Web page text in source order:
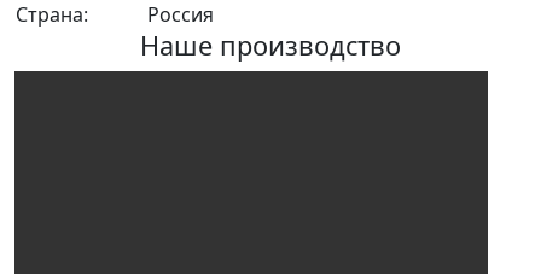
Страна:
Россия
Наше производство